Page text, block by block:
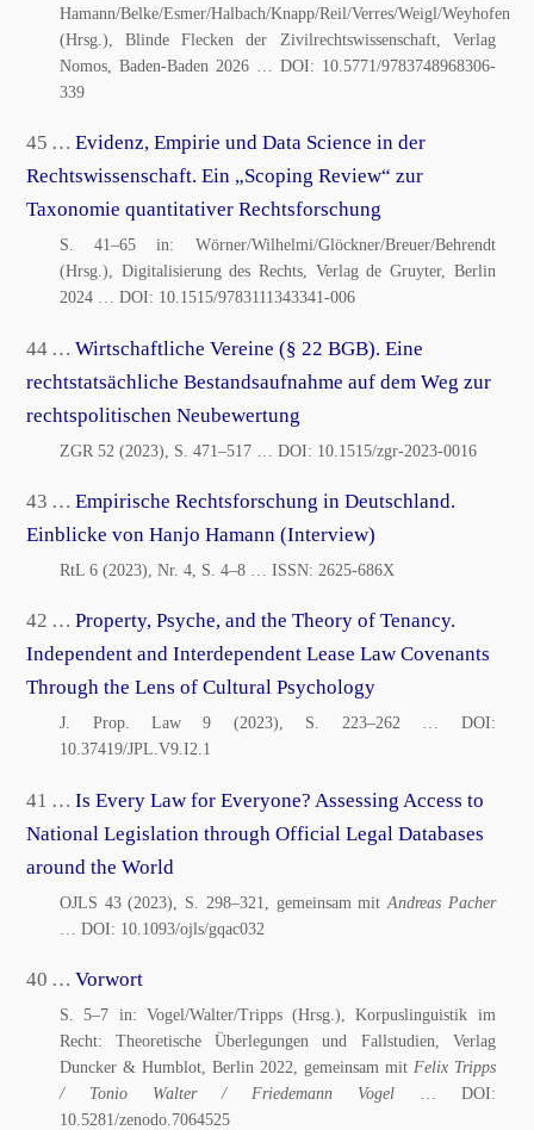
Hamann/Belke/Esmer/Halbach/Knapp/Reil/Verres/Weigl/Weyhofen
(Hrsg.), Blinde Flecken der Zivilrechtswissenschaft, Verlag
Nomos, Baden-Baden 2026… DOI: 10.5771/9783748968306-
339
45 …Evidenz, Empirie und Data Science in der
Rechtswissenschaft. Ein „Scoping Review“ zur
Taxonomie quantitativer Rechtsforschung
S. 41–65 in: Wörner/Wilhelmi/Glöckner/Breuer/Behrendt
(Hrsg.), Digitalisierung des Rechts, Verlag de Gruyter, Berlin
2024 … DOI: 10.1515/9783111343341-006
44 …Wirtschaftliche Vereine (§ 22 BGB). Eine
rechtstatsächliche Bestandsaufnahme auf dem Weg zur
rechtspolitischen Neubewertung
ZGR 52 (2023), S. 471–517 … DOI: 10.1515/zgr-2023-0016
43 …Empirische Rechtsforschung in Deutschland.
Einblicke von Hanjo Hamann (Interview)
RtL 6 (2023), Nr. 4, S. 4–8 … ISSN: 2625-686X
42 …Property, Psyche, and the Theory of Tenancy.
Independent and Interdependent Lease Law Covenants
Through the Lens of Cultural Psychology
J. Prop. Law 9 (2023), S. 223–262… DOI:
10.37419/JPL.V9.I2.1
41 …Is Every Law for Everyone? Assessing Access to
National Legislation through Official Legal Databases
around the World
OJLS 43 (2023), S. 298–321, gemeinsam mit Andreas Pacher
… DOI: 10.1093/ojls/gqac032
40 …Vorwort
S. 5–7 in: Vogel/Walter/Tripps (Hrsg.), Korpuslinguistik im
Recht: Theoretische Überlegungen und Fallstudien, Verlag
Duncker & Humblot, Berlin 2022, gemeinsam mit Felix Tripps
/ Tonio Walter / Friedemann Vogel… DOI:
10.5281/zenodo.7064525